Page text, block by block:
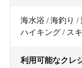
海水浴 / 海釣り /
ハイキング / ス
利用可能なクレ